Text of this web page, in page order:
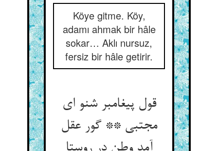
Köye gitme. Köy,
adamı ahmak bir hâle
sokar… Aklı nursuz,
fersiz bir hâle getirir.
قول پیغامبر شنو ای
مجتبی ** گور عقل